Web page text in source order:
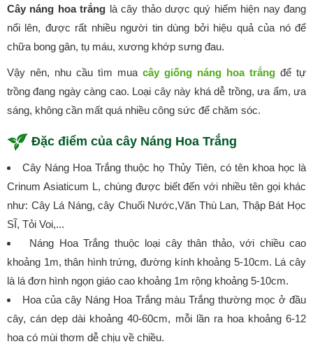
Cây náng hoa trắng là cây thảo dược quý hiếm hiện nay đang
nổi lên, được rất nhiều người tin dùng bởi hiệu quả của nó để
chữa bong gân, tụ máu, xương khớp sưng đau.
Vậy nên, nhu cầu tìm mua cây giống náng hoa trắng để tự
trồng đang ngày càng cao. Loại cây này khá dễ trồng, ưa ẩm, ưa
sáng, không cần mất quá nhiều công sức để chăm sóc.
Đặc điểm của cây Náng Hoa Trắng
Cây Náng Hoa Trắng thuộc họ Thủy Tiên, có tên khoa học là
Crinum Asiaticum L, chúng được biết đến với nhiều tên gọi khác
như: Cây Lá Náng, cây Chuối Nước,Văn Thù Lan, Thập Bát Học
SĨ, Tỏi Voi,...
Náng Hoa Trắng thuộc loại cây thân thảo, với chiều cao
khoảng 1m, thân hình trứng, đường kính khoảng 5-10cm. Lá cây
là lá đơn hình ngọn giáo cao khoảng 1m rộng khoảng 5-10cm.
Hoa của cây Náng Hoa Trắng màu Trắng thường mọc ở đầu
cây, cán dẹp dài khoảng 40-60cm, mỗi lần ra hoa khoảng 6-12
hoa có mùi thơm dễ chịu về chiều.